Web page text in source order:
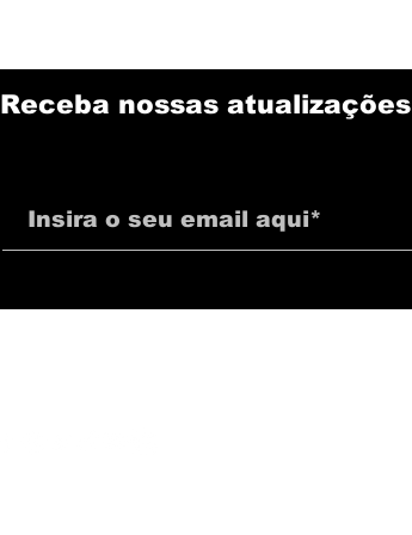
Receba nossas atualizações